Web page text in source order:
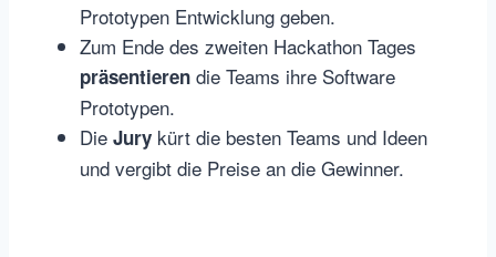
Prototypen Entwicklung geben.
Zum Ende des zweiten Hackathon Tages
präsentieren die Teams ihre Software
Prototypen.
Die Jury kürt die besten Teams und Ideen
und vergibt die Preise an die Gewinner.